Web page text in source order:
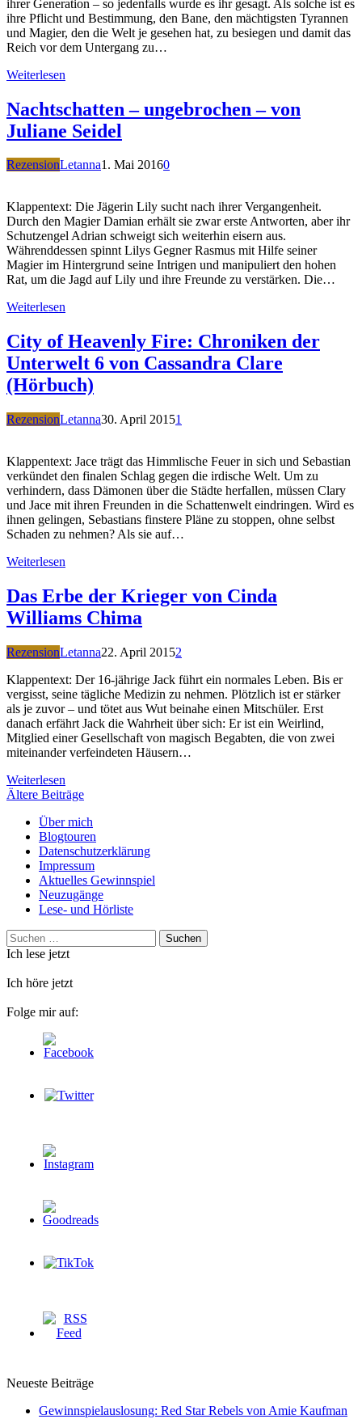
ihrer Generation – so jedenfalls wurde es ihr gesagt. Als solche ist es
ihre Pflicht und Bestimmung, den Bane, den mächtigsten Tyrannen
und Magier, den die Welt je gesehen hat, zu besiegen und damit das
Reich vor dem Untergang zu…
Weiterlesen
Nachtschatten – ungebrochen – von
Juliane Seidel
RezensionLetanna1. Mai 20160
Klappentext: Die Jägerin Lily sucht nach ihrer Vergangenheit.
Durch den Magier Damian erhält sie zwar erste Antworten, aber ihr
Schutzengel Adrian schweigt sich weiterhin eisern aus.
Währenddessen spinnt Lilys Gegner Rasmus mit Hilfe seiner
Magier im Hintergrund seine Intrigen und manipuliert den hohen
Rat, um die Jagd auf Lily und ihre Freunde zu verstärken. Die…
Weiterlesen
City of Heavenly Fire: Chroniken der
Unterwelt 6 von Cassandra Clare
(Hörbuch)
RezensionLetanna30. April 20151
Klappentext: Jace trägt das Himmlische Feuer in sich und Sebastian
verkündet den finalen Schlag gegen die irdische Welt. Um zu
verhindern, dass Dämonen über die Städte herfallen, müssen Clary
und Jace mit ihren Freunden in die Schattenwelt eindringen. Wird es
ihnen gelingen, Sebastians finstere Pläne zu stoppen, ohne selbst
Schaden zu nehmen? Als sie auf…
Weiterlesen
Das Erbe der Krieger von Cinda
Williams Chima
RezensionLetanna22. April 20152
Klappentext: Der 16-jährige Jack führt ein normales Leben. Bis er
vergisst, seine tägliche Medizin zu nehmen. Plötzlich ist er stärker
als je zuvor – und tötet aus Wut beinahe einen Mitschüler. Erst
danach erfährt Jack die Wahrheit über sich: Er ist ein Weirlind,
Mitglied einer Gesellschaft von magisch Begabten, die von zwei
miteinander verfeindeten Häusern…
Weiterlesen
Beitragsnavigation
Ältere Beiträge
Über mich
Blogtouren
Datenschutzerklärung
Impressum
Aktuelles Gewinnspiel
Neuzugänge
Lese- und Hörliste
Suchen
nach:
Ich lese jetzt
Ich höre jetzt
Folge mir auf:
Neueste Beiträge
Gewinnspielauslosung: Red Star Rebels von Amie Kaufman